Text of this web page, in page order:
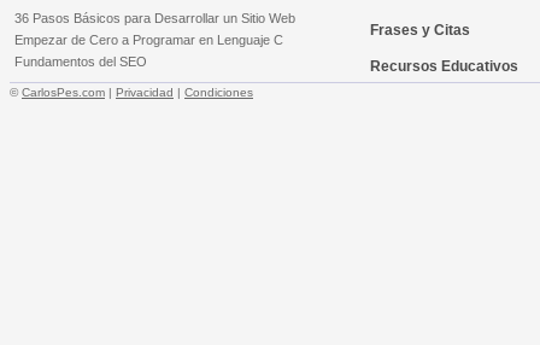
36 Pasos Básicos para Desarrollar un Sitio Web
Empezar de Cero a Programar en Lenguaje C
Fundamentos del SEO
Frases y Citas
Recursos Educativos
©CarlosPes.com | Privacidad | Condiciones